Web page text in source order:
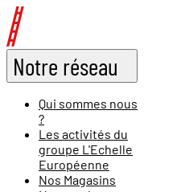
Notre réseau
Qui sommes nous
?
Les activités du
groupe L'Echelle
Européenne
Nos Magasins